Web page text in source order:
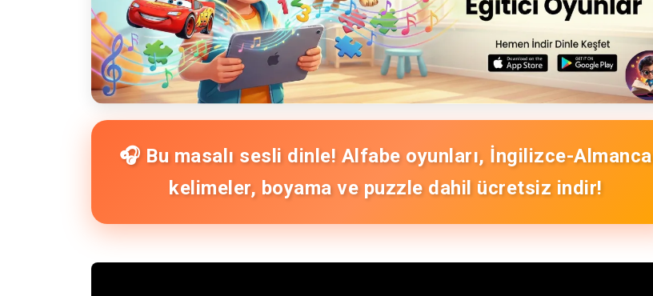
🎧 Bu masalı sesli dinle! Alfabe oyunları, İngilizce-Almanca
kelimeler, boyama ve puzzle dahil ücretsiz indir!